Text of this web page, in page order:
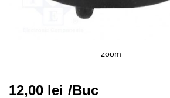
zoom
12,00 lei /Buc